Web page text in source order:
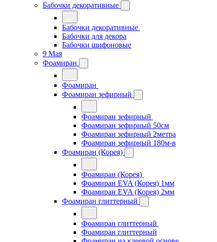
Бабочки декоративные
Бабочки декоративные
Бабочки для декора
Бабочки шифоновые
9 Мая
Фоамиран
Фоамиран
Фоамиран зефирный
Фоамиран зефирный
Фоамиран зефирный 50см
Фоамиран зефирный 2метра
Фоамиран зефирный 180м-в
Фоамиран (Корея)
Фоамиран (Корея)
Фоамиран EVA (Корея) 1мм
Фоамиран EVA (Корея) 2мм
Фоамиран глиттерный
Фоамиран глиттерный
Фоамиран глиттерный